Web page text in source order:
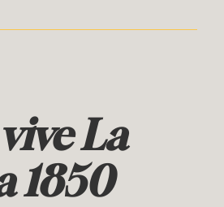
La
1850